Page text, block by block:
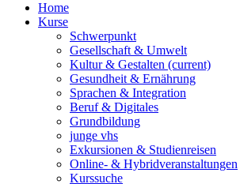
Home
Kurse
Schwerpunkt
Gesellschaft & Umwelt
Kultur & Gestalten (current)
Gesundheit & Ernährung
Sprachen & Integration
Beruf & Digitales
Grundbildung
junge vhs
Exkursionen & Studienreisen
Online- & Hybridveranstaltungen
Kurssuche